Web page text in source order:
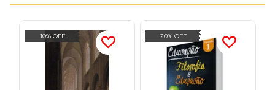
10% OFF 20% OFF